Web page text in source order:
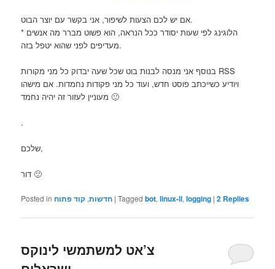
אם יש לכם הצעות לשיפור, אני בקשר עם יוצר הבוט.
* הלוגינג לפי שעות יסודר ככל הנראה, הוא פשוט מברר מה אנשים
מעדיפים לפני שהוא יטפל בזה.
בנוסף אני מנסה לבנות בוט שכל שעה יבדוק כל מני מקורות RSS
ויודיע כשייכתב פוסט חדש, ועוד כל מני פקודות נחמדות. אם מישהו
מעוניין לעזור זה יהיה נחמד 🙂
.
שלכם,
דור 🙂
Posted in חדשות, קוד פתוח |Tagged bot,linux-il,logging |2 Replies
צ’אט למשתמשי לינוקס